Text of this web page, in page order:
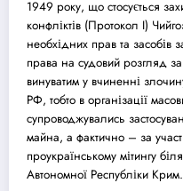
1949 року, що стосується
конфліктів (Протокол I)
необхідних прав та засобів
права на судовий розгляд за
винуватим у вчиненні
РФ, тобто в організації
супроводжувались
майна, а фактично – за
проукраїнському мітингу
Автономної Республіки Крим.